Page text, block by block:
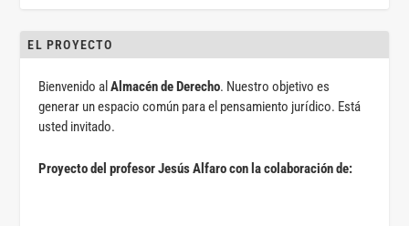
EL PROYECTO
Bienvenido alAlmacén de Derecho. Nuestro objetivo es
generar un espacio común para el pensamiento jurídico. Está
usted invitado.
Proyecto del profesor Jesús Alfaro con la colaboración de: